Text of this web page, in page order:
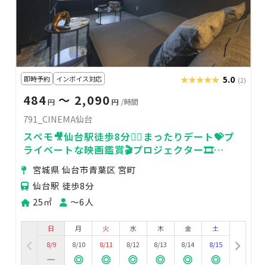
即時予約 インボイス対応 ★★★★★
★★★★★ 5.0 (2)
484 円 〜 2,090 円 /時間
791_CINEMA仙台
スペモ🎥仙台駅徒歩8分🚶‍♀️まったりデート💝プ
ライベートな映画鑑賞🎬️プロジェクター🎞️
791_CINEMA仙台
宮城県 仙台市青葉区 宮町
仙台駅 徒歩8分
25㎡
〜6人
日
8/9
月
8/10
火
8/11
水
8/12
木
8/13
金
8/14
土
8/15